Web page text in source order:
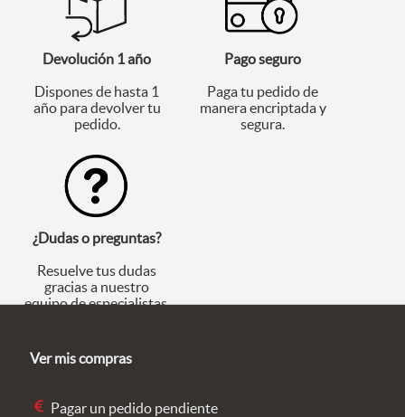
Devolución 1 año
Dispones de hasta 1
año para devolver tu
pedido.
Pago seguro
Paga tu pedido de
manera encriptada y
segura.
¿Dudas o preguntas?
Resuelve tus dudas
gracias a nuestro
equipo de especialistas.
Ver mis compras
Pagar un pedido pendiente